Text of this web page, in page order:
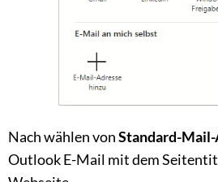
Nach wählen vonStandard-
Outlook E-Mail mit dem